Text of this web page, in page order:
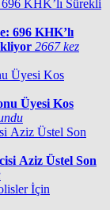
696 KHK’lı
2667 kez
Üyesi Kos
Aziz Üstel Son